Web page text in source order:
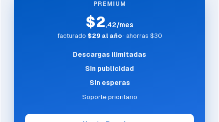
PREMIUM
$2,42/mes
facturado $29 al año· ahorras $30
Descargas ilimitadas
Sin publicidad
Sin esperas
Soporte prioritario